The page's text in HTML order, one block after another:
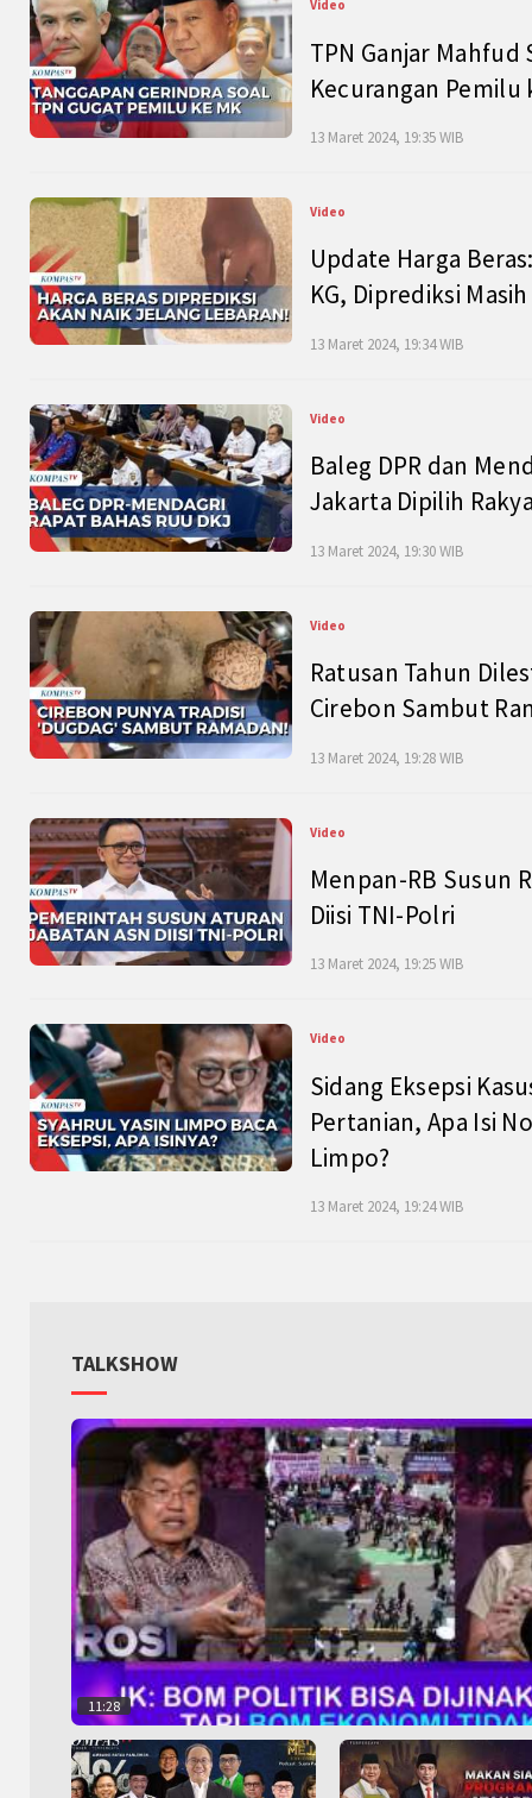
Video
TPN Ganjar Mahfud
Kecurangan Pemilu
13 Maret 2024, 19:35 WIB
Video
Update Harga
KG, Diprediksi
13 Maret 2024, 19:34 WIB
Video
Baleg DPR dan
Jakarta Dipilih
13 Maret 2024, 19:30 WIB
Video
Ratusan Tahun
Cirebon Sambut
13 Maret 2024, 19:28 WIB
Video
Menpan-RB Susun
Diisi TNI-Polri
13 Maret 2024, 19:25 WIB
Video
Sidang Eksepsi
Pertanian, Apa Isi
Limpo?
13 Maret 2024, 19:24 WIB
TALKSHOW
11:28